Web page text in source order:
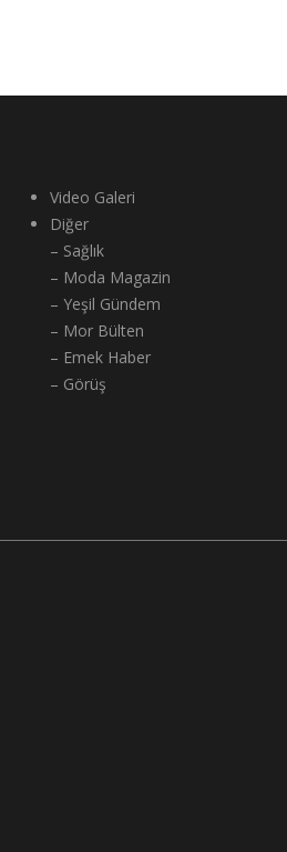
Video Galeri
Diğer
– Sağlık
– Moda Magazin
– Yeşil Gündem
– Mor Bülten
– Emek Haber
– Görüş